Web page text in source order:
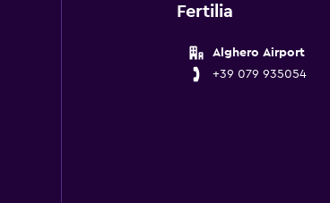
Fertilia
Alghero Airport
+39 079 935054